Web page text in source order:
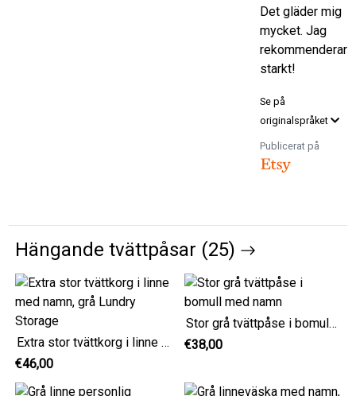
Det gläder mig
mycket. Jag
rekommenderar
starkt!
Se på
originalspråket
Publicerat på
Hängande tvättpåsar (25)
Extra stor tvättkorg i linne med namn, grå Lundry Storage
€46,00
Stor grå tvättpåse i bomull med namn
€38,00